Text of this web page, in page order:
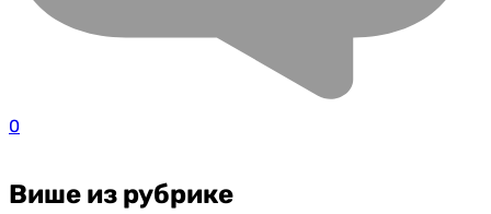
0
Више из рубрике